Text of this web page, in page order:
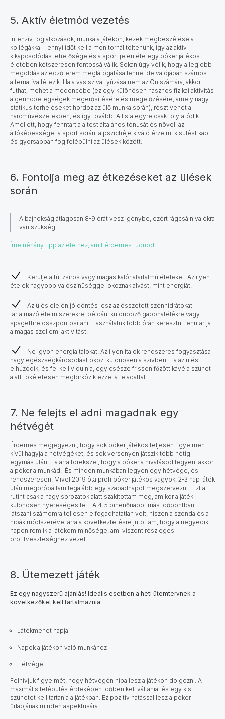
5. Aktív életmód vezetés
Intenzív foglalkozások, munka a játékon, kezek megbeszélése a
kollégákkal - ennyi időt kell a monitornál töltenünk, így az aktív
kikapcsolódás lehetősége és a sport jelenléte egy póker játékos
életében kétszeresen fontossá válik. Sokan úgy vélik, hogy a legjobb
megoldás az edzőterem meglátogatása lenne, de valójában számos
alternatíva létezik. Ha a vas szivattyúzása nem az Ön számára, akkor
futhat, mehet a medencébe (ez egy különösen hasznos fizikai aktivitás
a gerincbetegségek megerősítésére és megelőzésére, amely nagy
statikus terheléseket hordoz az ülő munka során), részt vehet a
harcművészetekben, és így tovább. A lista egyre csak folytatódik.
Amellett, hogy fenntartja a test általános tónusát és növeli az
állóképességet a sport során, a pszichéje kiváló érzelmi kisülést kap,
és gyorsabban fog felépülni az ülések között.
6. Fontolja meg az étkezéseket az ülések
során
A bajnokság átlagosan 8-9 órát vesz igénybe, ezért rágcsálnivalókra
van szükség.
Íme néhány tipp az élethez, amit érdemes tudnod:
Kerülje a túl zsíros vagy magas kalóriatartalmú ételeket. Az ilyen
ételek nagyobb valószínűséggel okoznak alvást, mint energiát.
Az ülés elején jó döntés lesz az összetett szénhidrátokat
tartalmazó élelmiszerekre, például különböző gabonafélékre vagy
spagettire összpontosítani. Használatuk több órán keresztül fenntartja
a magas szellemi aktivitást.
Ne igyon energiaitalokat! Az ilyen italok rendszeres fogyasztása
nagy egészségkárosodást okoz, különösen a szívben. Ha az ülés
elhúzódik, és fel kell vidulnia, egy csésze frissen főzött kávé a szünet
alatt tökéletesen megbirkózik ezzel a feladattal.
7. Ne felejts el adni magadnak egy
hétvégét
Érdemes megjegyezni, hogy sok póker játékos teljesen figyelmen
kívül hagyja a hétvégéket, és sok versenyen játszik több hétig
egymás után. Ha arra törekszel, hogy a póker a hivatásod legyen, akkor
a póker a munkád. És minden munkában legyen egy hétvége, és
rendszeresen! Mivel 2019 óta profi póker játékos vagyok, 2-3 nap játék
után megpróbáltam legalább egy szabadnapot megszervezni. Ezt a
rutint csak a nagy sorozatok alatt szakítottam meg, amikor a játék
különösen nyereséges lett. A 4-5 pihenőnapot más időpontban
játszani számomra teljesen elfogadhatatlan volt, hiszen a szonda és a
hibák módszerével arra a következtetésre jutottam, hogy a negyedik
napon romlik a játékom minősége, ami viszont részleges
profitveszteséghez vezet.
8. Ütemezett játék
Ez egy nagyszerű ajánlás! Ideális esetben a heti ütemtervnek a
következőket kell tartalmaznia:
Játékmenet napjai
Napok a játékon való munkához
Hétvége
Felhívjuk figyelmét, hogy hétvégén hiba lesz a játékon dolgozni. A
maximális felépülés érdekében időben kell váltania, és egy kis
szünetet kell tartania a játékban. Ez pozitív hatással lesz a póker
űrlapjának minden aspektusára.